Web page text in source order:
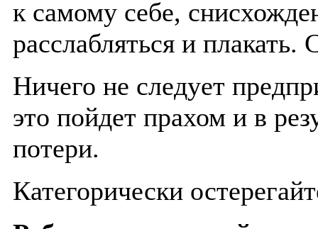
к самому себе,
расслабляться и плакать.
Ничего не следует
это пойдет прахом и в
потери.
Категорически